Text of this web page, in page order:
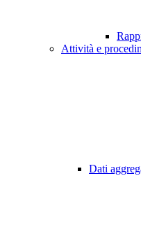
Attività e
Dati